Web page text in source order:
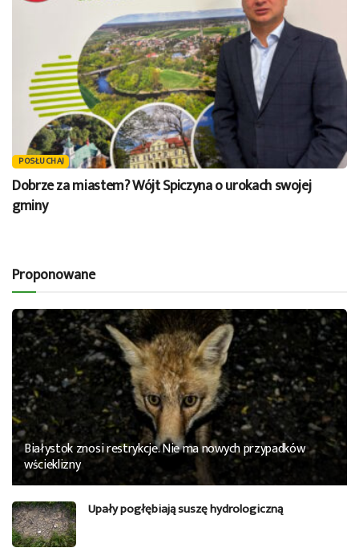
POSŁUCHAJ
Dobrze za miastem? Wójt Spiczyna o urokach swojej
gminy
Proponowane
Białystok znosi restrykcje. Nie ma nowych przypadków
wścieklizny
Upały pogłębiają suszę hydrologiczną